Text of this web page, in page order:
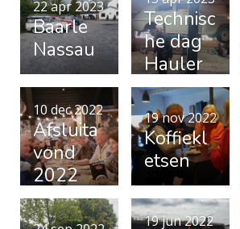
Baarle
Nassau
22 apr 2023
Technisc
he dag
Hauler
wijk
Afsluita
vond
2022
10 dec 2022
Koffiekl
etsen
19 nov 2022
19 jun 2022